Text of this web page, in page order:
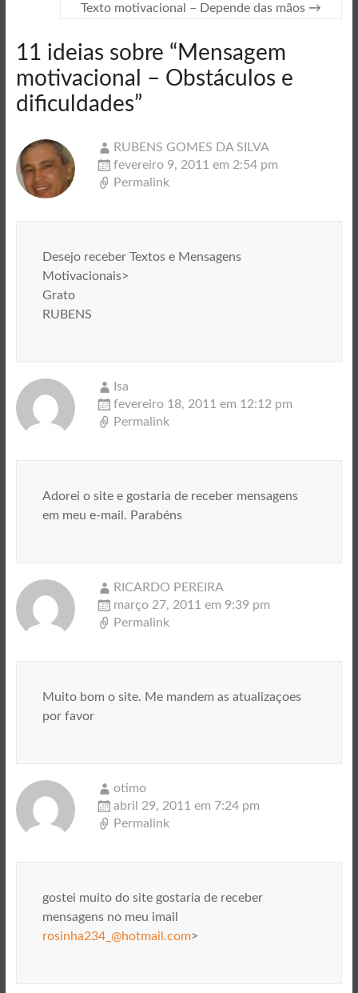
Texto motivacional – Depende das mãos →
11 ideias sobre “ Mensagem
motivacional – Obstáculos e
dificuldades”
RUBENS GOMES DA SILVA
fevereiro 9, 2011 em 2:54 pm
Permalink
Desejo receber Textos e Mensagens
Motivacionais>
Grato
RUBENS
Isa
fevereiro 18, 2011 em 12:12 pm
Permalink
Adorei o site e gostaria de receber mensagens
em meu e-mail. Parabéns
RICARDO PEREIRA
março 27, 2011 em 9:39 pm
Permalink
Muito bom o site. Me mandem as atualizaçoes
por favor
otimo
abril 29, 2011 em 7:24 pm
Permalink
gostei muito do site gostaria de receber
mensagens no meu imail
rosinha234_@hotmail.com>